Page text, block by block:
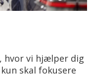
hvor vi hjælper dig
skal fokusere